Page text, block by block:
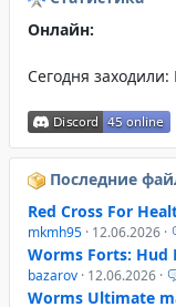
Онлайн:
Сегодня заходили:
Последние
Red Cross For
mkmh95 · 12.06.2026 ·
Worms Forts: Hud
bazarov · 12.06.2026 ·
Worms Ultimate